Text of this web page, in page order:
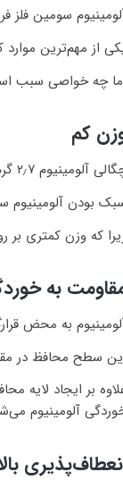
سومین فلز
از مهم‌ترین موارد
چه خواصی سبب
کم
۲٫۷ گرم بر سانتی‌متر مکعب است که تقریبا یک سوم آهن یا مس است.
بودن آلومینیوم
که وزن کمتری
به
به محض
سطح محافظ در
بر ایجاد لایه
آلومینیوم